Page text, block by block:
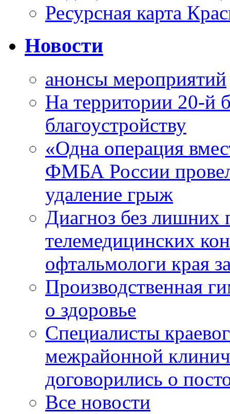
Ресурсная карта
Новости
анонсы мероприятий
На территории 20-й
благоустройству
«Одна операция
ФМБА России
удаление грыж
Диагноз без лишних
телемедицинских
офтальмологи края
Производственная
о здоровье
Специалисты
межрайонной
договорились о
Все новости